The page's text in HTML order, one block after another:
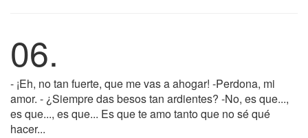
06.
- ¡Eh, no tan fuerte, que me vas a ahogar! -Perdona, mi
amor. - ¿Siempre das besos tan ardientes? -No, es que...,
es que..., es que... Es que te amo tanto que no sé qué
hacer...